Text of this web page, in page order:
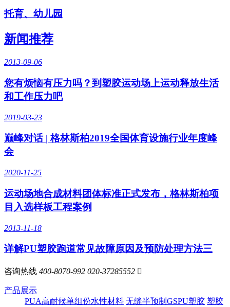
托育、幼儿园
新闻推荐
2013-09-06
您有烦恼有压力吗？到塑胶运动场上运动释放生活
和工作压力吧
2019-03-23
巅峰对话 | 格林斯柏2019全国体育设施行业年度峰
会
2020-11-25
运动场地合成材料团体标准正式发布，格林斯柏项
目入选样板工程案例
2013-11-18
详解PU塑胶跑道常见故障原因及预防处理方法三
咨询热线 400-8070-992 020-37285552 
产品展示
PUA高耐候单组份水性材料 无缝半预制GSPU塑胶 塑胶